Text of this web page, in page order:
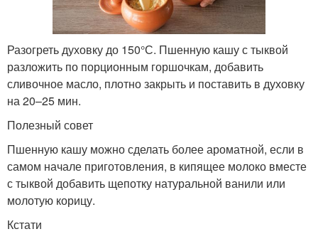
Разогреть духовку до 150°С. Пшенную кашу с тыквой
разложить по порционным горшочкам, добавить
сливочное масло, плотно закрыть и поставить в духовку
на 20–25 мин.
Полезный совет
Пшенную кашу можно сделать более ароматной, если в
самом начале приготовления, в кипящее молоко вместе
с тыквой добавить щепотку натуральной ванили или
молотую корицу.
Кстати